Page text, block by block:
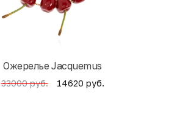
Ожерелье Jacquemus
33000 руб. 14620 руб.